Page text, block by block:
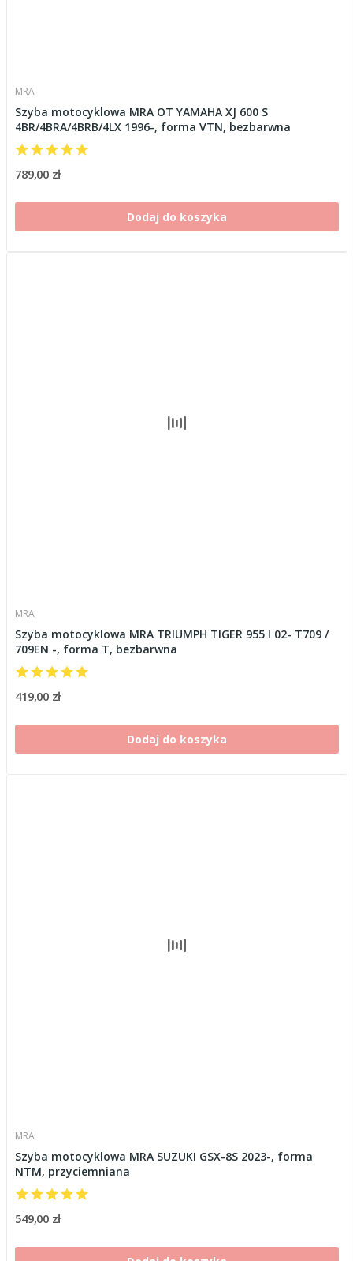
MRA
Szyba motocyklowa MRA OT YAMAHA XJ 600 S
4BR/4BRA/4BRB/4LX 1996-, forma VTN, bezbarwna
789,00 zł
Dodaj do koszyka
MRA
Szyba motocyklowa MRA TRIUMPH TIGER 955 I 02- T709 /
709EN -, forma T, bezbarwna
419,00 zł
Dodaj do koszyka
MRA
Szyba motocyklowa MRA SUZUKI GSX-8S 2023-, forma
NTM, przyciemniana
549,00 zł